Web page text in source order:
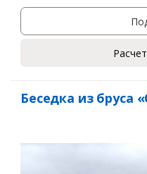
Беседка из бруса